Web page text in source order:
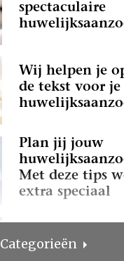
Categorieën
spectaculaire
Wij helpen je
de tekst voor je
Plan jij jouw
Met deze tips
extra speciaal
Hoe de perfecte